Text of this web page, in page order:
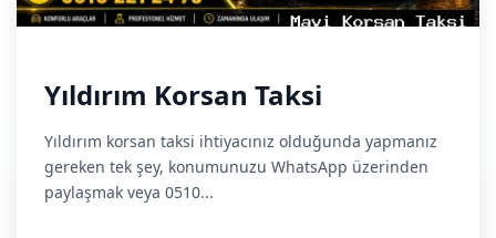
Yıldırım Korsan Taksi
Yıldırım korsan taksi ihtiyacınız olduğunda yapmanız
gereken tek şey, konumunuzu WhatsApp üzerinden
paylaşmak veya 0510...